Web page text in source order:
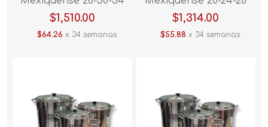
C/ Base 3pzas
$1,510.00
$64.26 x 34 semanas
3pzas
$1,314.00
$55.88 x 34 semanas